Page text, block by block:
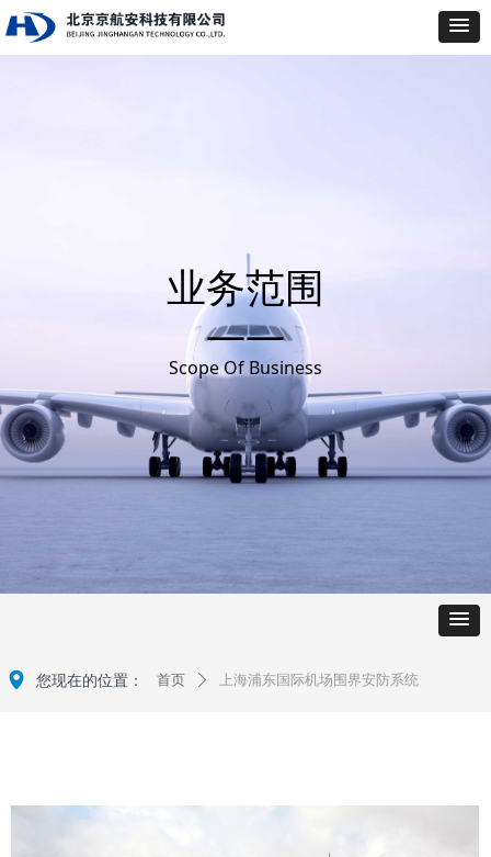
业务范围
——
Scope Of Business
넹 您现在的位置： 首页 ꄲ 上海浦东国际机场围界安防系统